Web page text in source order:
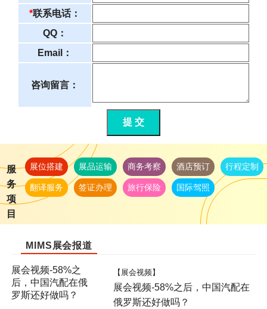
*联系电话：
QQ：
Email：
咨询留言：
提 交
服
务
项
目
展位搭建 展品运输 商务考察 酒店预订 行程定制
翻译服务 签证办理 旅行保险 国际驾照
MIMS展会报道
展会视频-58%之
后，中国汽配在俄
罗斯还好做吗？
【展会视频】
展会视频-58%之后，中国汽配在
俄罗斯还好做吗？